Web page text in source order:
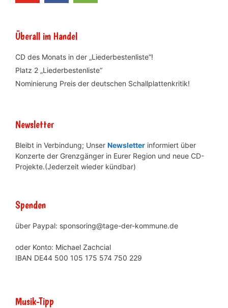
Überall im Handel
CD des Monats in der „Liederbestenliste“!
Platz 2 „Liederbestenliste“
Nominierung Preis der deutschen Schallplattenkritik!
Newsletter
Bleibt in Verbindung; Unser Newsletter informiert über
Konzerte der Grenzgänger in Eurer Region und neue CD-
Projekte.(Jederzeit wieder kündbar)
Spenden
über Paypal: sponsoring@tage-der-kommune.de
oder Konto: Michael Zachcial
IBAN DE44 500 105 175 574 750 229
Musik-Tipp